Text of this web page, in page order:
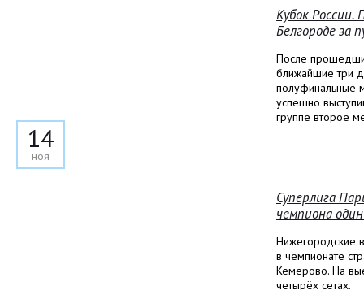
14
ноя
Кубок России.
Белгороде за
После
ближайшие три
полуфинальные
успешно
группе второе
Суперлига
чемпиона
Нижегородские
в чемпионате
Кемерово. На
четырёх сетах.